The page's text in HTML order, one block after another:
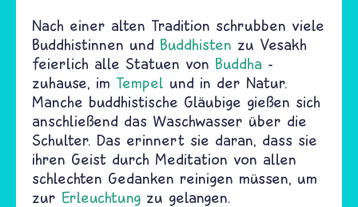
Nach einer alten Tradition schrubben viele
Buddhistinnen und Buddhisten zu Vesakh
feierlich alle Statuen von Buddha -
zuhause, im Tempel und in der Natur.
Manche buddhistische Gläubige gießen sich
anschließend das Waschwasser über die
Schulter. Das erinnert sie daran, dass sie
ihren Geist durch Meditation von allen
schlechten Gedanken reinigen müssen, um
zur Erleuchtung zu gelangen.